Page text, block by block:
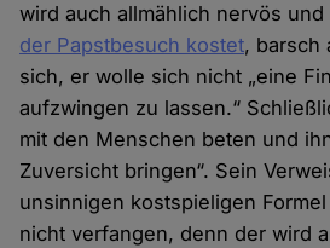
wird auch allmählich nervös
der Papstbesuch kostet, barsch
sich, er wolle sich nicht „eine
aufzwingen zu lassen.“
mit den Menschen beten und
Zuversicht bringen“. Sein
unsinnigen kostspieligen
nicht verfangen, denn der wird